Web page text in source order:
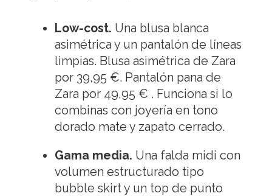
Low-cost. Una blusa blanca
asimétrica y un pantalón de líneas
limpias. Blusa asimétrica de Zara
por 39,95 €. Pantalón pana de
Zara por 49,95 € . Funciona si lo
combinas con joyería en tono
dorado mate y zapato cerrado.
Gama media. Una falda midi con
volumen estructurado tipo
bubble skirt y un top de punto